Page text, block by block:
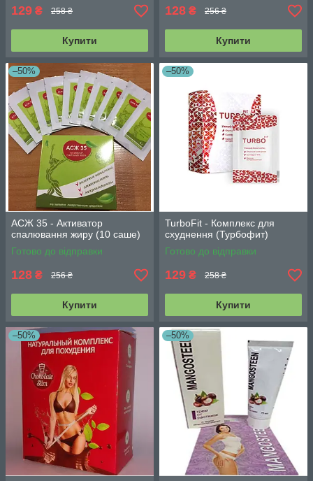
129 ₴ 258 ₴
Купити
128 ₴ 256 ₴
Купити
–50%
АСЖ 35 - Активатор
спалювання жиру (10 саше)
Готово до відправки
128 ₴ 256 ₴
Купити
–50%
TurboFit - Комплекс для
схуднення (Турбофит)
Готово до відправки
129 ₴ 258 ₴
Купити
–50% –50%